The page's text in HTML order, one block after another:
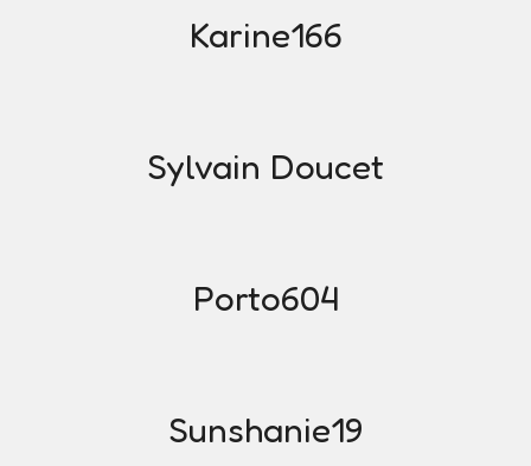
Karine166
Sylvain Doucet
Porto604
Sunshanie19